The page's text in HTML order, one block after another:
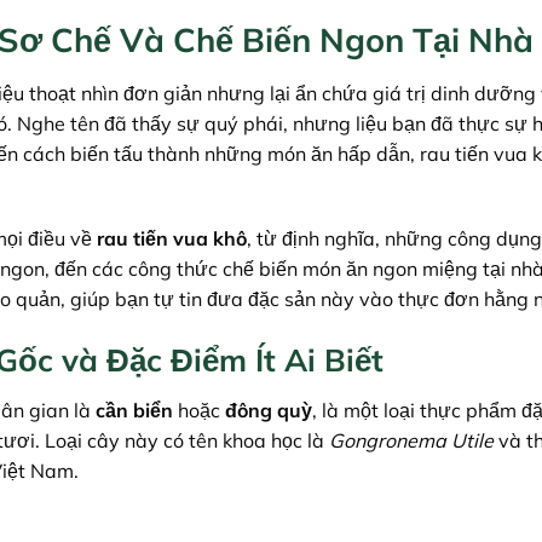
Chế Và Chế Biến Ngon Tại Nhà
thoạt nhìn đơn giản nhưng lại ẩn chứa giá trị dinh dưỡng
Nghe tên đã thấy sự quý phái, nhưng liệu bạn đã thực sự
cách biến tấu thành những món ăn hấp dẫn, rau tiến vua
điều về rau tiến vua khô, từ định nghĩa, những công
đến các công thức chế biến món ăn ngon miệng tại
quản, giúp bạn tự tin đưa đặc sản này vào thực đơn hằng
và Đặc Điểm Ít Ai Biết
gian là cần biển hoặc đông quỳ, là một loại thực phẩm
Loại cây này có tên khoa học là Gongronema Utilevà
Nam.